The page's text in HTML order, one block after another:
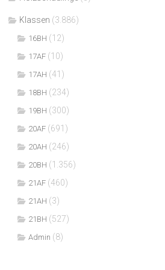
Klassen (3.886)
16BH (12)
17AF (10)
17AH (41)
18BH (234)
19BH (300)
20AF (691)
20AH (246)
20BH (1.356)
21AF (460)
21AH (3)
21BH (527)
Admin (8)